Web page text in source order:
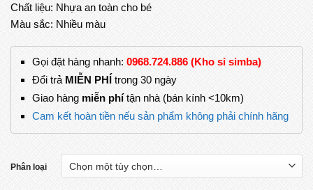
Chất liệu: Nhựa an toàn cho bé
Màu sắc: Nhiều màu
Gọi đặt hàng nhanh: 0968.724.886 (Kho sỉ simba)
Đổi trảMIỄN PHÍtrong 30 ngày
Giao hàng miễn phítận nhà (bán kính <10km)
Cam kết hoàn tiền nếu sản phẩm không phải chính hãng
Phân loại